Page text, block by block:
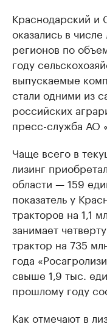
Краснодарский и
оказались в
регионов по
году
выпускаемые
стали одними из
российских
пресс-служба АО
Чаще всего в
лизинг
области — 159
показатель у
тракторов на 1,1
занимает
трактор на 735
года
свыше 1,9 тыс.
прошлому году
Как отмечают в